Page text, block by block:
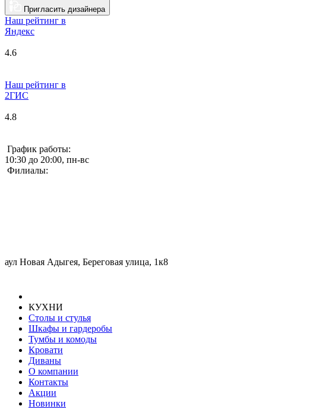
Пригласить дизайнера
Наш рейтинг в
Яндекс
4.6
Наш рейтинг в
2ГИС
4.8
График работы:
10:30 до 20:00, пн-вс
Филиалы:
аул Новая Адыгея, Береговая улица, 1к8
КУХНИ
Столы и стулья
Шкафы и гардеробы
Тумбы и комоды
Кровати
Диваны
О компании
Контакты
Акции
Новинки